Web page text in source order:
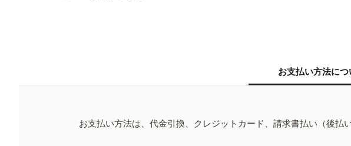
お支払い方法につ
お支払い方法は、代金引換、クレジットカード、請求書払い（後払